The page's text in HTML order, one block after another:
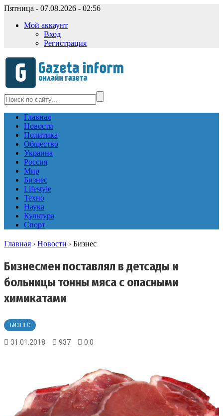
Пятница - 07.08.2026 - 02:56
Мой аккаунт
Вход
Регистрация
Главная
Новости
Политика
Общество
Украина
Россия
Мир
Бизнес
Lifestyle
Техно
Наука
Культура
Спорт
Главная › Новости › Бизнес
Бизнесмен поставлял в детсады и
больницы тонны мяса с опасными
химикатами
БИЗНЕС
31.01.2018 937 0.0